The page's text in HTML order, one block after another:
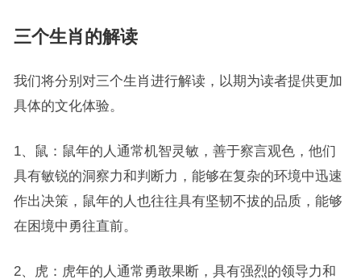
三个生肖的解读
我们将分别对三个生肖进行解读，以期为读者提供更加
具体的文化体验。
1、鼠：鼠年的人通常机智灵敏，善于察言观色，他们
具有敏锐的洞察力和判断力，能够在复杂的环境中迅速
作出决策，鼠年的人也往往具有坚韧不拔的品质，能够
在困境中勇往直前。
2、虎：虎年的人通常勇敢果断，具有强烈的领导力和